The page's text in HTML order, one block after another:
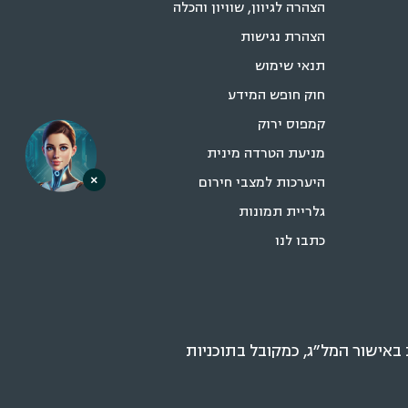
הצהרה לגיוון, שוויון והכלה
הצהרת נגישות
תנאי שימוש
חוק חופש המידע
קמפוס ירוק
מניעת הטרדה מינית
היערכות למצבי חירום
גלריית תמונות
כתבו לנו
המל״ג, כמקובל בתוכניות
×